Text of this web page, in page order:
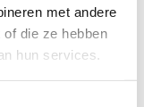
met andere
die ze hebben
hun services.
variants: